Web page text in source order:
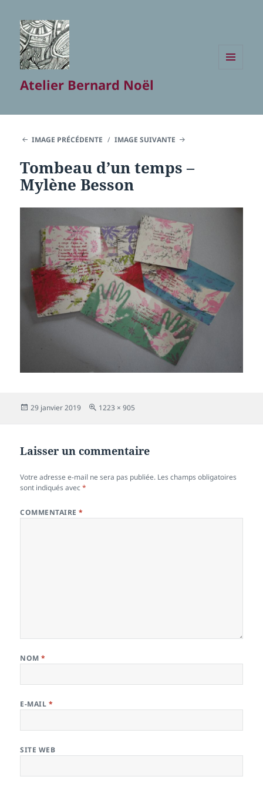
Atelier Bernard Noël
IMAGE PRÉCÉDENTE IMAGE SUIVANTE
Tombeau d’un temps –
Mylène Besson
Publié
29 janvier 2019
Taille
1223 × 905
Laisser un commentaire
Votre adresse e-mail ne sera pas publiée. Les champs obligatoires
sont indiqués avec*
COMMENTAIRE*
NOM*
E-MAIL *
SITE WEB